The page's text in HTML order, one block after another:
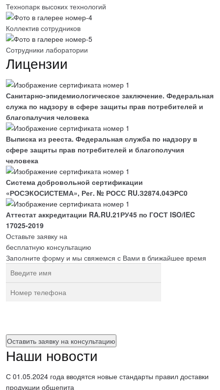
Технопарк высоких технологий
Коллектив сотрудников
Сотрудники лаборатории
Лицензии
Санитарно-эпидемиологическое заключение. Федеральная
служа по надзору в сфере защиты прав потребителей и
благопалучия человека
Выписка из рееста. Федеральная служба по надзору в
сфере защиты прав потребителей и благополучия
человека
Система добровольной сертификации
«РОСЭКОСИСТЕМА», Рег. № РОСС RU.З2874.04ЭРС0
Аттестат аккредитации RA.RU.21РУ45 по ГОСТ ISO/IEC
17025-2019
Оставьте заявку на
бесплатную консультацию
Заполните форму и мы свяжемся с Вами в ближайшее время
Наши новости
С 01.05.2024 года вводятся новые стандарты правил доставки
продукции общепита